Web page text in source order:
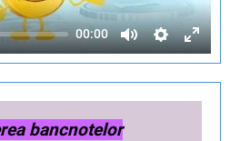
00:00
bancnotelor